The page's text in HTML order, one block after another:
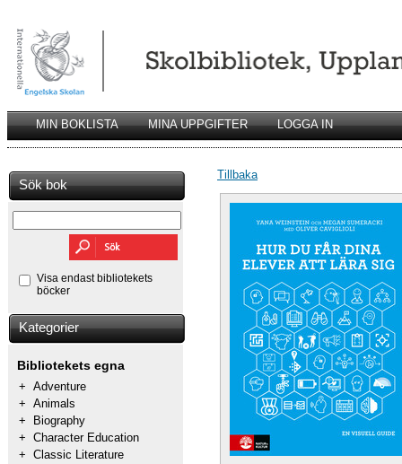
MIN BOKLISTA MINA UPPGIFTER LOGGA IN
Sök bok
Visa endast bibliotekets
böcker
Kategorier
Bibliotekets egna
+ Adventure
+ Animals
+
Biography
+ Character Education
+ Classic Literature
Tillbaka